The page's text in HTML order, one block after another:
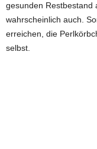
gesunden Restbestand
wahrscheinlich auch.
erreichen, die
selbst.